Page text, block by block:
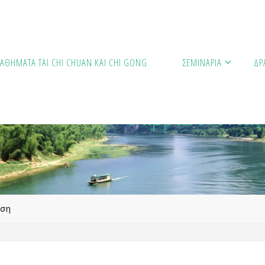
TAI CHI CHUAN ΚΑΙ CHI GONG ΣΕΜΙΝΆΡΙΑ
Tai Chi: Πώς